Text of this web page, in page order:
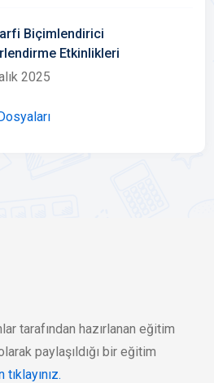
Biçimlendirici
Etkinlikleri
2025
tarafından hazırlanan eğitim
paylaşıldığı bir eğitim
tıklayınız.